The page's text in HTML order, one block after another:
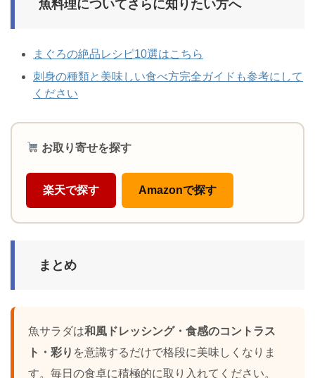
魚料理についてさらに知りたい方へ
まぐろの絶品レシピ10選はこちら
刺身の種類と美味しい食べ方完全ガイドも参考にして
ください
お取り寄せを探す
楽天で探す Amazonで探す
まとめ
魚サラダは和風ドレッシング・食感のコントラス
ト・彩り を意識するだけで格段に美味しくなりま
す。毎日の食卓に積極的に取り入れてください。